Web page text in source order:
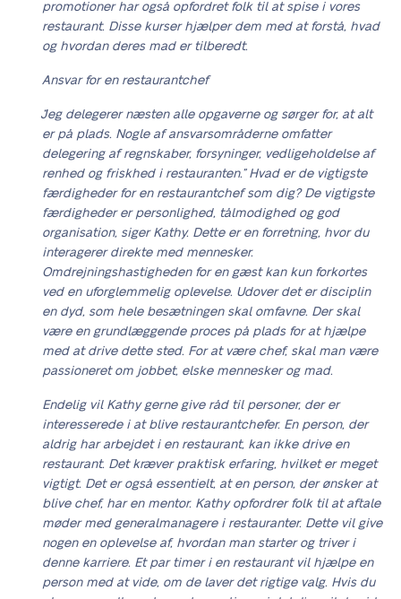
promotioner har også opfordret folk til at spise i vores
restaurant. Disse kurser hjælper dem med at forstå, hvad
og hvordan deres mad er tilberedt.
Ansvar for en restaurantchef
“Jeg delegerer næsten alle opgaverne og sørger for, at alt
er på plads. Nogle af ansvarsområderne omfatter
delegering af regnskaber, forsyninger, vedligeholdelse af
renhed og friskhed i restauranten.” Hvad er de vigtigste
færdigheder for en restaurantchef som dig? De vigtigste
færdigheder er personlighed, tålmodighed og god
organisation, siger Kathy. Dette er en forretning, hvor du
interagerer direkte med mennesker.
Omdrejningshastigheden for en gæst kan kun forkortes
ved en uforglemmelig oplevelse. Udover det er disciplin
en dyd, som hele besætningen skal omfavne. Der skal
være en grundlæggende proces på plads for at hjælpe
med at drive dette sted. For at være chef, skal man være
passioneret om jobbet, elske mennesker og mad.
Endelig vil Kathy gerne give råd til personer, der er
interesserede i at blive restaurantchefer. En person, der
aldrig har arbejdet i en restaurant, kan ikke drive en
restaurant. Det kræver praktisk erfaring, hvilket er meget
vigtigt. Det er også essentielt, at en person, der ønsker at
blive chef, har en mentor. Kathy opfordrer folk til at aftale
møder med generalmanagere i restauranter. Dette vil give
nogen en oplevelse af, hvordan man starter og triver i
denne karriere. Et par timer i en restaurant vil hjælpe en
person med at vide, om de laver det rigtige valg. Hvis du